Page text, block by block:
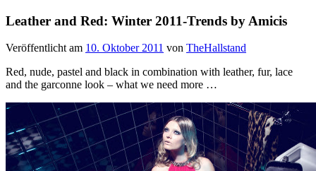
Leather and Red: Winter 2011-Trends by Amicis
Veröffentlicht am 10. Oktober 2011 von TheHallstand
Red, nude, pastel and black in combination with leather, fur, lace
and the garconne look – what we need more …